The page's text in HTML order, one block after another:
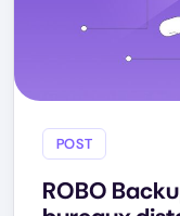
POST
ROBO